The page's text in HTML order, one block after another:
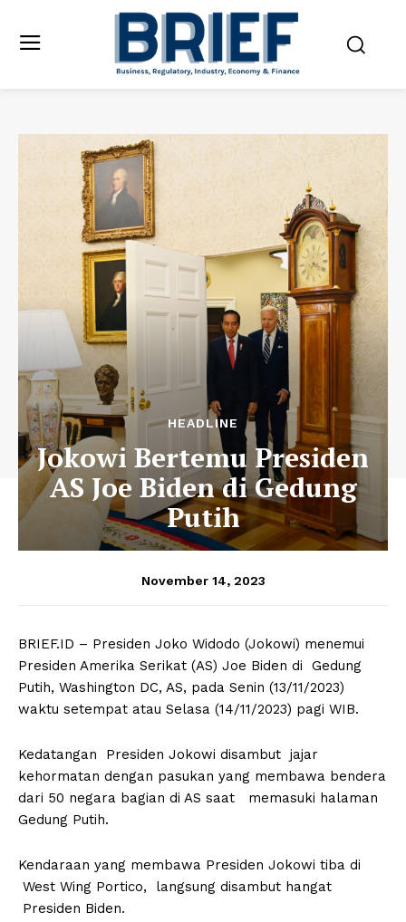
HEADLINE
Jokowi Bertemu Presiden
AS Joe Biden di Gedung
Putih
November 14, 2023
BRIEF.ID – Presiden Joko Widodo (Jokowi) menemui
Presiden Amerika Serikat (AS) Joe Biden di Gedung
Putih, Washington DC, AS, pada Senin (13/11/2023)
waktu setempat atau Selasa (14/11/2023) pagi WIB.
Kedatangan Presiden Jokowi disambut jajar
kehormatan dengan pasukan yang membawa bendera
dari 50 negara bagian di AS saat memasuki halaman
Gedung Putih.
Kendaraan yang membawa Presiden Jokowi tiba di
West Wing Portico, langsung disambut hangat
Presiden Biden.